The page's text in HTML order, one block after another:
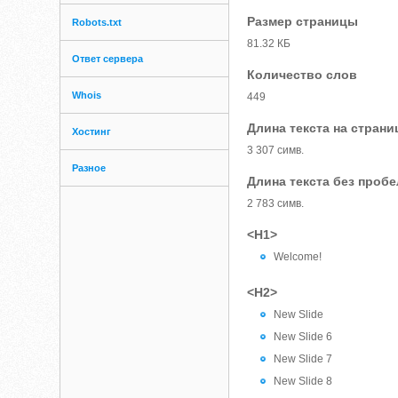
Robots.txt
Ответ сервера
Whois
Хостинг
Разное
Размер страницы
81.32 КБ
Количество слов
449
Длина текста на
3 307 симв.
Длина текста без
2 783 симв.
<H1>
Welcome!
<H2>
New Slide
New Slide 6
New Slide 7
New Slide 8